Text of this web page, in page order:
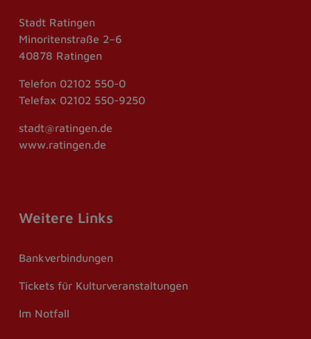
Stadt Ratingen
Minoritenstraße 2–6
40878 Ratingen
Telefon 02102 550-0
Telefax 02102 550-9250
stadt@ratingen.de
www.ratingen.de
Weitere Links
Bankverbindungen
Tickets für Kulturveranstaltungen
Im Notfall